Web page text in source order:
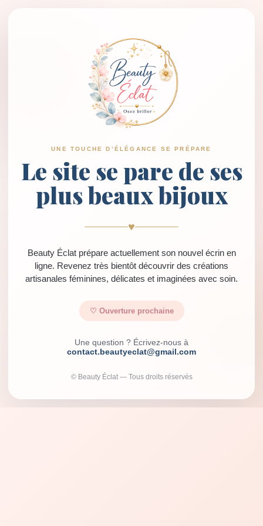
UNE TOUCHE D’ÉLÉGANCE SE PRÉPARE
Le site se pare de ses
plus beaux bijoux
♥
Beauty Éclat prépare actuellement son nouvel écrin en
ligne. Revenez très bientôt découvrir des créations
artisanales féminines, délicates et imaginées avec soin.
♡ Ouverture prochaine
Une question ? Écrivez-nous à
contact.beautyeclat@gmail.com
© Beauty Éclat — Tous droits réservés